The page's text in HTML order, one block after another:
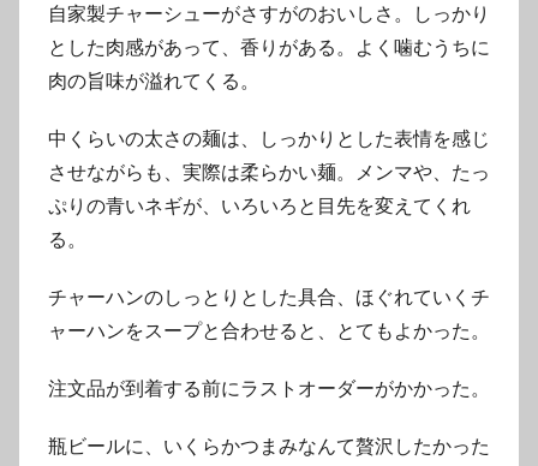
自家製チャーシューがさすがのおいしさ。しっかり
とした肉感があって、香りがある。よく噛むうちに
肉の旨味が溢れてくる。
中くらいの太さの麺は、しっかりとした表情を感じ
させながらも、実際は柔らかい麺。メンマや、たっ
ぷりの青いネギが、いろいろと目先を変えてくれ
る。
チャーハンのしっとりとした具合、ほぐれていくチ
ャーハンをスープと合わせると、とてもよかった。
注文品が到着する前にラストオーダーがかかった。
瓶ビールに、いくらかつまみなんて贅沢したかった